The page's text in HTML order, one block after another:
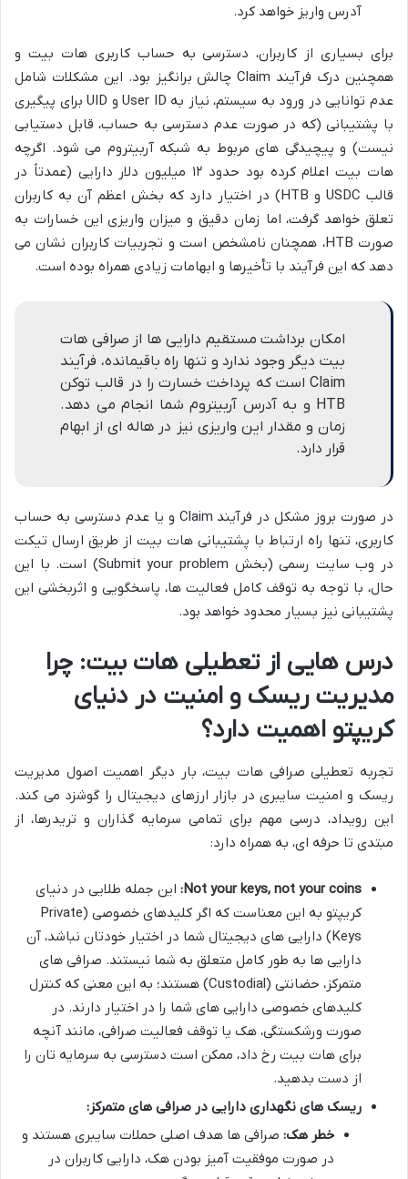
آدرس واریز خواهد کرد.
برای بسیاری از کاربران، دسترسی به حساب کاربری هات بیت و
همچنین درک فرآیند Claim چالش برانگیز بود. این مشکلات شامل
عدم توانایی در ورود به سیستم، نیاز به User ID و UID برای پیگیری
با پشتیبانی (که در صورت عدم دسترسی به حساب، قابل دستیابی
نیست) و پیچیدگی های مربوط به شبکه آربیتروم می شود. اگرچه
هات بیت اعلام کرده بود حدود ۱۲ میلیون دلار دارایی (عمدتاً در
قالب USDC و HTB) در اختیار دارد که بخش اعظم آن به کاربران
تعلق خواهد گرفت، اما زمان دقیق و میزان واریزی این خسارات به
صورت HTB، همچنان نامشخص است و تجربیات کاربران نشان می
دهد که این فرآیند با تأخیرها و ابهامات زیادی همراه بوده است.
امکان برداشت مستقیم دارایی ها از صرافی هات
بیت دیگر وجود ندارد و تنها راه باقیمانده، فرآیند
Claim است که پرداخت خسارت را در قالب توکن
HTB و به آدرس آربیتروم شما انجام می دهد.
زمان و مقدار این واریزی نیز در هاله ای از ابهام
قرار دارد.
در صورت بروز مشکل در فرآیند Claim و یا عدم دسترسی به حساب
کاربری، تنها راه ارتباط با پشتیبانی هات بیت از طریق ارسال تیکت
در وب سایت رسمی (بخش Submit your problem) است. با این
حال، با توجه به توقف کامل فعالیت ها، پاسخگویی و اثربخشی این
پشتیبانی نیز بسیار محدود خواهد بود.
درس هایی از تعطیلی هات بیت: چرا
مدیریت ریسک و امنیت در دنیای
کریپتو اهمیت دارد؟
تجربه تعطیلی صرافی هات بیت، بار دیگر اهمیت اصول مدیریت
ریسک و امنیت سایبری در بازار ارزهای دیجیتال را گوشزد می کند.
این رویداد، درسی مهم برای تمامی سرمایه گذاران و تریدرها، از
مبتدی تا حرفه ای، به همراه دارد:
Not your keys, not your coins: این جمله طلایی در دنیای
کریپتو به این معناست که اگر کلیدهای خصوصی (Private
Keys) دارایی های دیجیتال شما در اختیار خودتان نباشد، آن
دارایی ها به طور کامل متعلق به شما نیستند. صرافی های
متمرکز، حضانتی (Custodial) هستند؛ به این معنی که کنترل
کلیدهای خصوصی دارایی های شما را در اختیار دارند. در
صورت ورشکستگی، هک یا توقف فعالیت صرافی، مانند آنچه
برای هات بیت رخ داد، ممکن است دسترسی به سرمایه تان را
از دست بدهید.
ریسک های نگهداری دارایی در صرافی های متمرکز:
خطر هک: صرافی ها هدف اصلی حملات سایبری هستند و
در صورت موفقیت آمیز بودن هک، دارایی کاربران در